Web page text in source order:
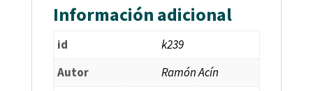
Información adicional
id
k239
Autor
Ramón Acín